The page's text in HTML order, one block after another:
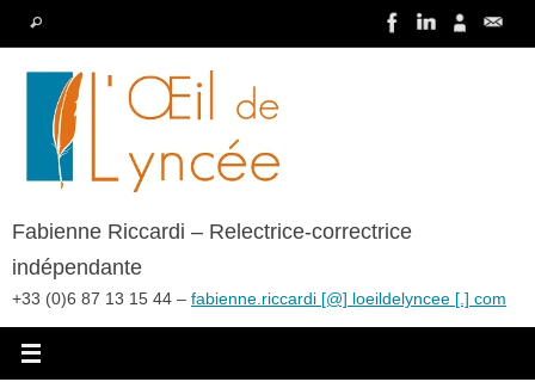
Rechercher
Fabienne Riccardi – Relectrice-correctrice
indépendante
+33 (0)6 87 13 15 44 – fabienne.riccardi [@] loeildelyncee [.] com